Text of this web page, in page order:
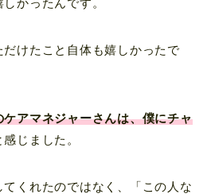
かったんです。
けたこと自体も嬉しかったで
ケアマネジャーさんは、僕にチャ
感じました。
くれたのではなく、「この人な